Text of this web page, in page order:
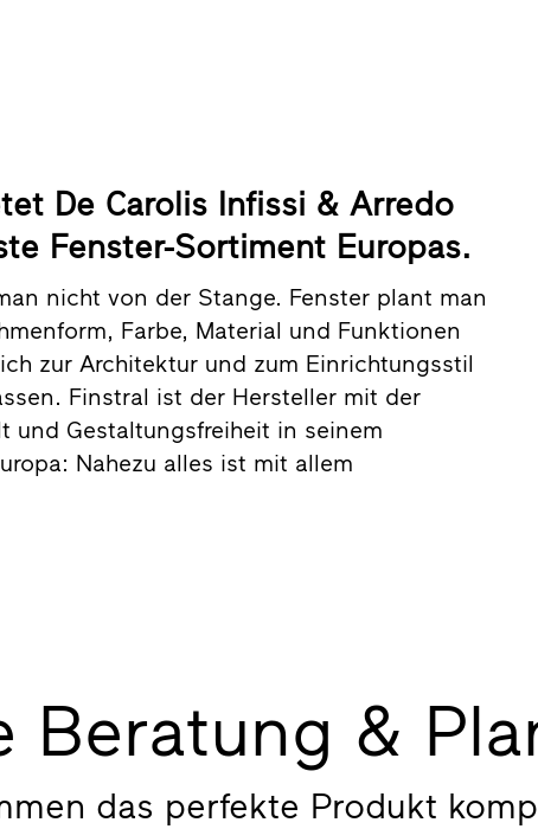
De Carolis Infissi & Arredo
Fenster-Sortiment Europas.
nicht von der Stange. Fenster plant man
Farbe, Material und Funktionen
zur Architektur und zum Einrichtungsstil
Finstral ist der Hersteller mit der
und Gestaltungsfreiheit in seinem
Nahezu alles ist mit allem
Beratung &
das perfekte Produkt